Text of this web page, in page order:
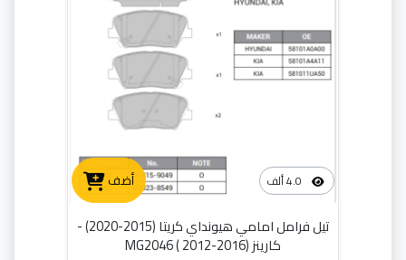
أضف
تيل فرامل امامي هيونداي كريتا (2015-2020) -
كارينز (2016-2012 ) MG2046